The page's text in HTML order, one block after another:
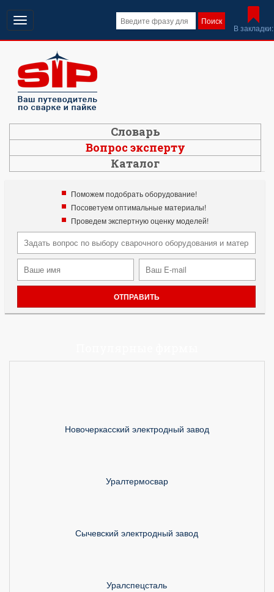
Поиск
В закладки:
Открыть
навигацию
Словарь
Вопрос эксперту
Каталог
Поможем подобрать оборудование!
Посоветуем оптимальные материалы!
Проведем экспертную оценку моделей!
Новочеркасский электродный завод
Уралтермосвар
Сычевский электродный завод
Уралспецсталь